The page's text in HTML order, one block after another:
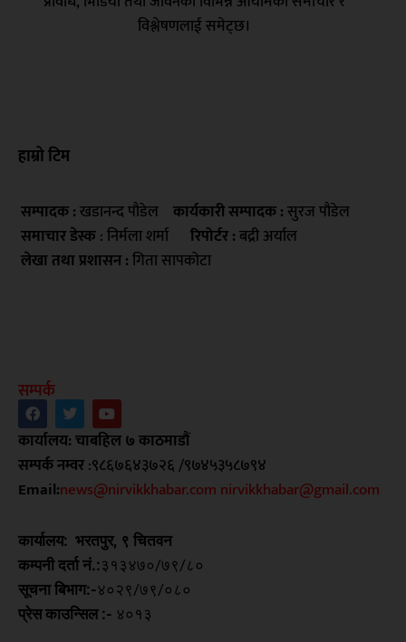
विश्लेषणलाई समेट्छ।
हाम्रो टिम
सम्पादक :खडानन्द पौडेल कार्यकारी सम्पादक :सुरज पौडेल
समाचार डेस्क: निर्मला शर्मा रिपोर्टर :बद्री अर्याल
लेखा तथा प्रशासन :गिता सापकोटा
सम्पर्क
कार्यालय: चाबहिल ७ काठमाडौं
सम्पर्क नम्वर:९८६७६४३७२६ /९७४५३५८७९४
Email:news@nirvikkhabar.com nirvikkhabar@gmail.com
कार्यालय: भरतपुर, ९ चितवन
कम्पनी दर्ता नं.:३१३४७०/७९/८०
सूचना बिभाग:-४०२९/७९/०८०
प्रेस काउन्सिल:- ४०१३